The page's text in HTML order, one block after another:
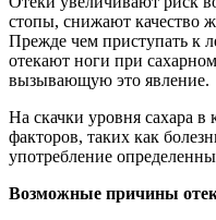
стопы, снижают качество
Прежде чем приступать к
отекают ноги при
вызывающую это явление.
На скачки уровня сахара
факторов, таких как
употребление
Возможные причины